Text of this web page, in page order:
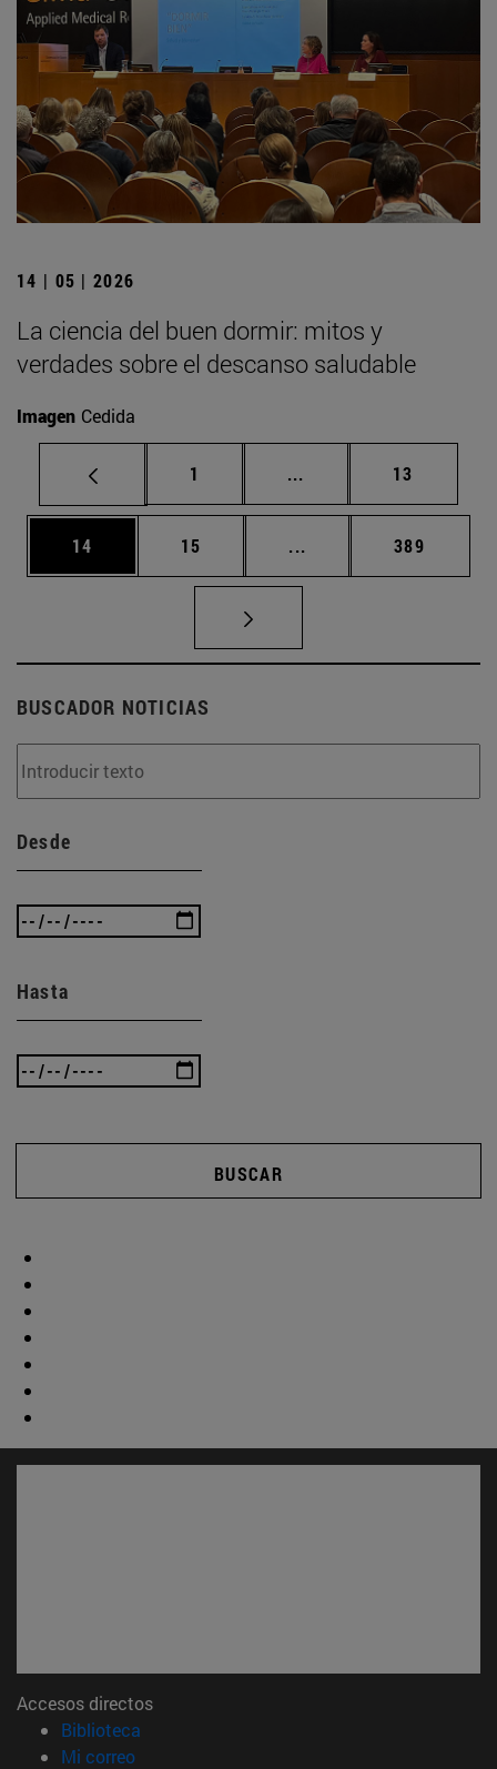
14 | 05 | 2026
La ciencia del buen dormir: mitos y
verdades sobre el descanso saludable
Imagen Cedida
Página
1 ... Páginas intermedias
Página
13
Página
14 Página
15 ... Páginas intermedias
Página
389
BUSCADOR NOTICIAS
Desde
Hasta
BUSCAR
Accesos directos
Biblioteca
Mi correo(abre en nueva ventana)